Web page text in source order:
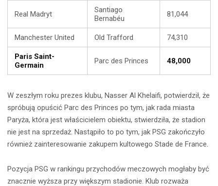
Real Madryt
Santiago
Bernabéu
81,044
Manchester United Old Trafford 74,310
Paris Saint-
Germain
Parc des Princes 48,000
W zeszłym roku prezes klubu, Nasser Al Khelaifi, potwierdził, że
spróbują opuścić Parc des Princes po tym, jak rada miasta
Paryża, która jest właścicielem obiektu, stwierdziła, że stadion
nie jest na sprzedaż. Nastąpiło to po tym, jak PSG zakończyło
również zainteresowanie zakupem kultowego Stade de France.
Pozycja PSG w rankingu przychodów meczowych mogłaby być
znacznie wyższa przy większym stadionie. Klub rozważa